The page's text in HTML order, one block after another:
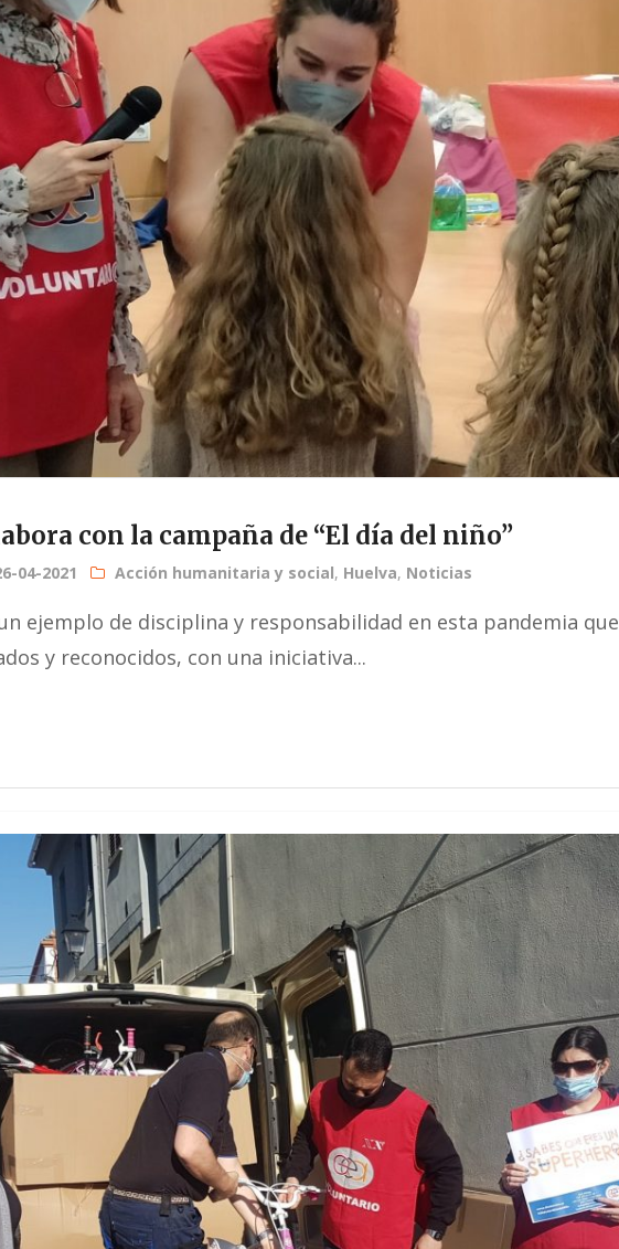
con la campaña de “El día del niño”
04-2021 Acción humanitaria y social, Huelva, Noticias
ejemplo de disciplina y responsabilidad en esta pandemia que
y reconocidos, con una iniciativa...